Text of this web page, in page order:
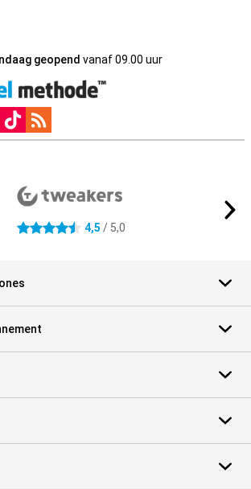
geopend vanaf 09.00 uur
4.5 sterren 4,5 / 5,0